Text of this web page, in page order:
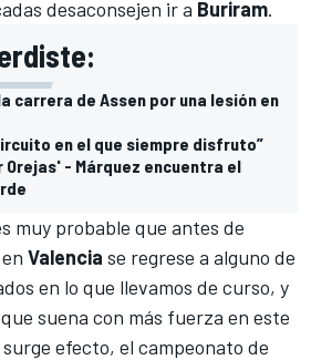
desaconsejen ir a Buriram.
carrera de Assen por una lesión en
en el que siempre disfruto”
Orejas' - Márquez encuentra el
muy probable que antes de
Valencia se regrese a alguno de
en lo que llevamos de curso, y
suena con más fuerza en este
efecto, el campeonato de